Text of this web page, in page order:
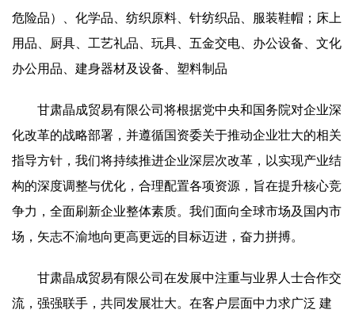
危险品）、化学品、纺织原料、针纺织品、服装鞋帽；床上
用品、厨具、工艺礼品、玩具、五金交电、办公设备、文化
办公用品、建身器材及设备、塑料制品
甘肃晶成贸易有限公司将根据党中央和国务院对企业深
化改革的战略部署，并遵循国资委关于推动企业壮大的相关
指导方针，我们将持续推进企业深层次改革，以实现产业结
构的深度调整与优化，合理配置各项资源，旨在提升核心竞
争力，全面刷新企业整体素质。我们面向全球市场及国内市
场，矢志不渝地向更高更远的目标迈进，奋力拼搏。
甘肃晶成贸易有限公司在发展中注重与业界人士合作交
流，强强联手，共同发展壮大。在客户层面中力求广泛 建